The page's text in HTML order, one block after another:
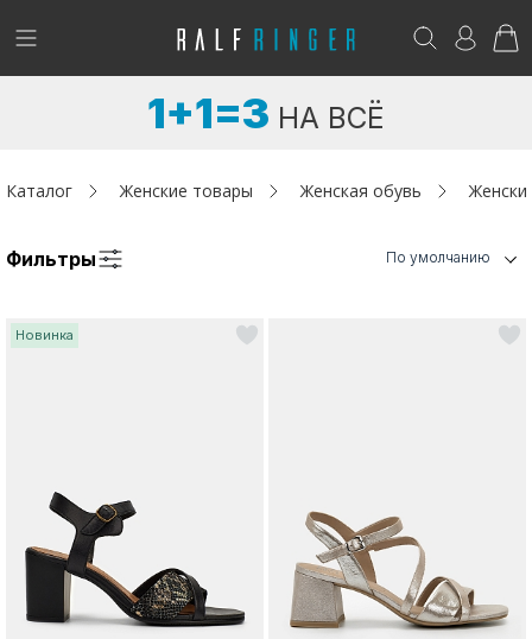
!
Женщинам
Адреса магазинов
Возникли вопросы? - club@ralf.ru
1+1=3 НА ВСЁ
Каталог Женские товары Женская обувь
Фильтры По умолчанию
Новинка